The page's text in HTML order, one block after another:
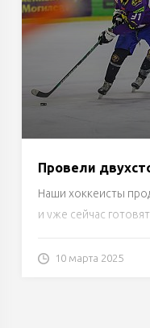
Провели
Наши хоккеисты
и уже сейчас
10 марта 2025